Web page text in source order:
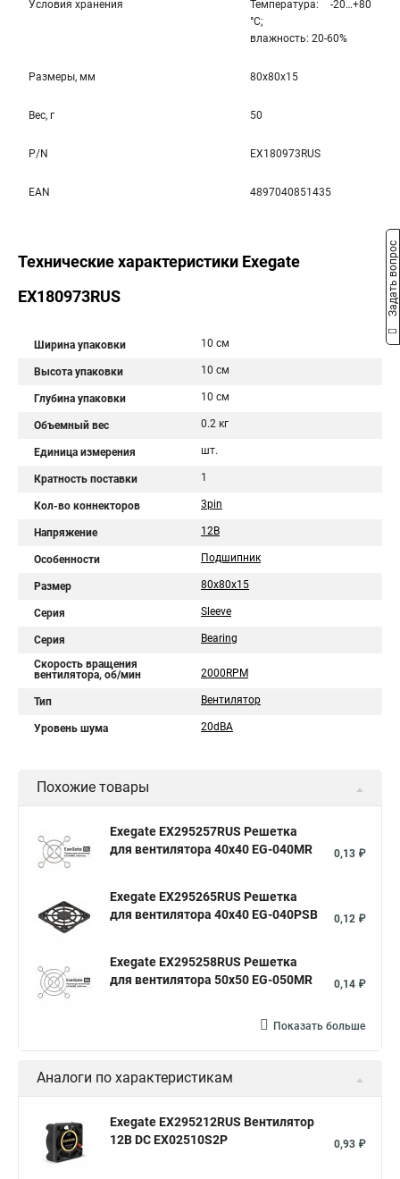
Условия хранения
Температура: -20…+80
°С;
влажность: 20-60%
Размеры, мм 80x80x15
Вес, г 50
P/N EX180973RUS
EAN 4897040851435
Технические характеристики Exegate
EX180973RUS
Ширина упаковки 10 см
Высота упаковки 10 см
Глубина упаковки 10 см
Объемный вес 0.2 кг
Единица измерения шт.
Кратность поставки 1
Кол-во коннекторов 3pin
Напряжение 12В
Особенности Подшипник
Размер 80x80x15
Серия Sleeve
Серия Bearing
Скорость вращения
вентилятора, об/мин
2000RPM
Тип Вентилятор
Уровень шума 20dBA
Похожие товары
Exegate EX295257RUS Решетка
для вентилятора 40x40 EG-040MR
0,13 ₽
Exegate EX295265RUS Решетка
для вентилятора 40x40 EG-040PSB
0,12 ₽
Exegate EX295258RUS Решетка
для вентилятора 50х50 EG-050MR
0,14 ₽
Показать больше
Аналоги по характеристикам
Exegate EX295212RUS Вентилятор
12В DC EX02510S2P
0,93 ₽
Задать вопрос